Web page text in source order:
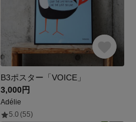
B3ポスター「VOICE」
3,000円
Adélie
5.0 (55)